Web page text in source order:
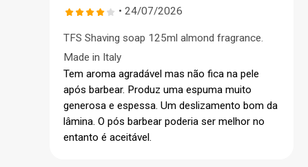
• 24/07/2026
TFS Shaving soap 125ml almond fragrance.
Made in Italy
Tem aroma agradável mas não fica na pele
após barbear. Produz uma espuma muito
generosa e espessa. Um deslizamento bom da
lâmina. O pós barbear poderia ser melhor no
entanto é aceitável.